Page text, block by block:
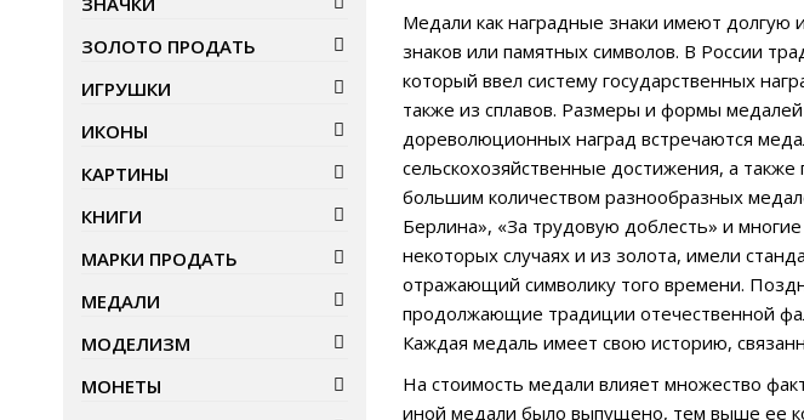
Медали как наградные знаки имеют долгую
знаков или памятных символов. В России
который ввел систему государственных
также из сплавов. Размеры и формы
дореволюционных наград встречаются
сельскохозяйственные достижения, а
большим количеством разнообразных
Берлина», «За трудовую доблесть» и
некоторых случаях и из золота, имели
отражающий символику того времени.
продолжающие традиции отечественной
Каждая медаль имеет свою историю,
На стоимость медали влияет множество
иной медали было выпущено, тем выше ее
ЗОЛОТО ПРОДАТЬ
ИГРУШКИ
ИКОНЫ
КАРТИНЫ
КНИГИ
МАРКИ ПРОДАТЬ
МЕДАЛИ
МОДЕЛИЗМ
МОНЕТЫ